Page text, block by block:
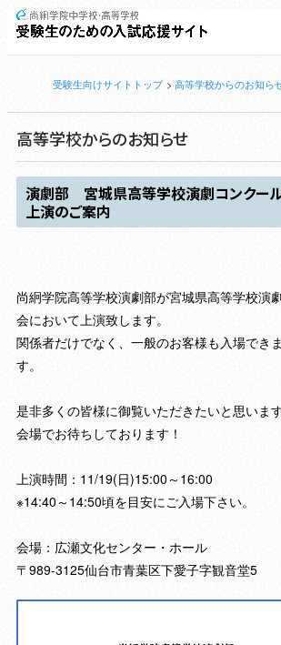
受験生向けサイトトップ 高等学校からのお知ら
高等学校からのお知らせ
演劇部 宮城県高等学校演劇コンクー
上演のご案内
尚絅学院高等学校演劇部が宮城県高等学校演
会において上演致します。
関係者だけでなく、一般のお客様も入場でき
す。
是非多くの皆様に御覧いただきたいと思います
会場でお待ちしております！
上演時間：11/19(日)15:00～16:00
※14:40～14:50頃を目安にご入場下さい。
会場：広瀬文化センター・ホール
〒989-3125仙台市青葉区下愛子字観音堂5